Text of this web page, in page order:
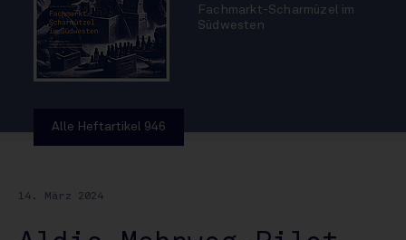
Fachmarkt-Scharmüzel im
Südwesten
Alle Heftartikel 946
14. März 2024